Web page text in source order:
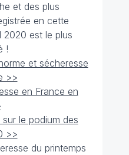
et des plus
en cette
2020 est le plus
!
et sécheresse
>>
en France en
le podium des
>>
du printemps